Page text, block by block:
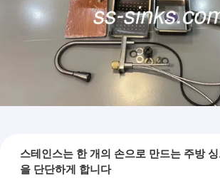
스테인스는 한 개의 손으로 만드는 주방
을 단단하게 합니다